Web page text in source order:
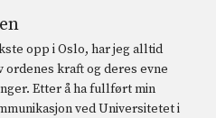
opp i Oslo, har jeg alltid
kraft og deres evne
Etter å ha fullført min
ved Universitetet i